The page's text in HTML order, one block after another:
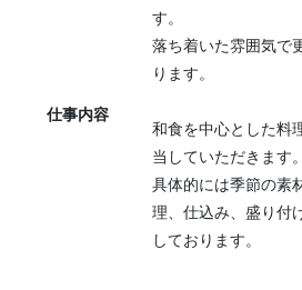
仕事内容
す。
落ち着いた雰囲気で
ります。
和食を中心とした料
当していただきます。
具体的には季節の素
理、仕込み、盛り付
しております。